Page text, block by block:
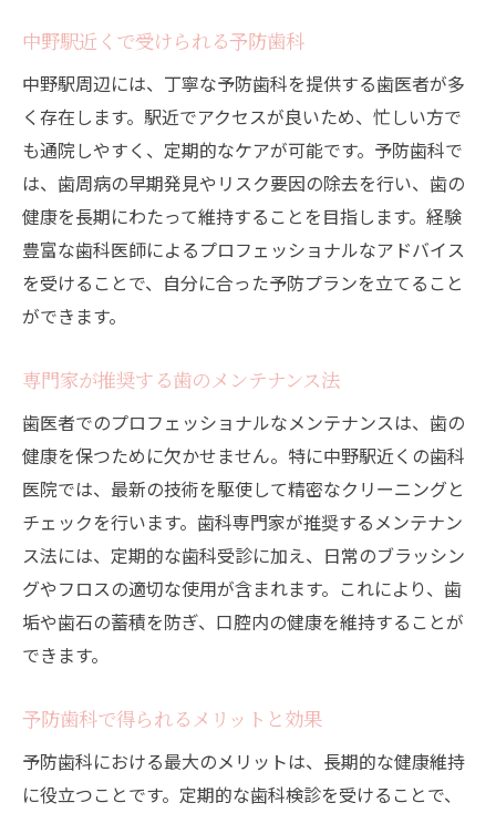
中野駅近くで受けられる予防歯科
中野駅周辺には、丁寧な予防歯科を提供する歯医者が多
く存在します。駅近でアクセスが良いため、忙しい方で
も通院しやすく、定期的なケアが可能です。予防歯科で
は、歯周病の早期発見やリスク要因の除去を行い、歯の
健康を長期にわたって維持することを目指します。経験
豊富な歯科医師によるプロフェッショナルなアドバイス
を受けることで、自分に合った予防プランを立てること
ができます。
専門家が推奨する歯のメンテナンス法
歯医者でのプロフェッショナルなメンテナンスは、歯の
健康を保つために欠かせません。特に中野駅近くの歯科
医院では、最新の技術を駆使して精密なクリーニングと
チェックを行います。歯科専門家が推奨するメンテナン
ス法には、定期的な歯科受診に加え、日常のブラッシン
グやフロスの適切な使用が含まれます。これにより、歯
垢や歯石の蓄積を防ぎ、口腔内の健康を維持することが
できます。
予防歯科で得られるメリットと効果
予防歯科における最大のメリットは、長期的な健康維持
に役立つことです。定期的な歯科検診を受けることで、